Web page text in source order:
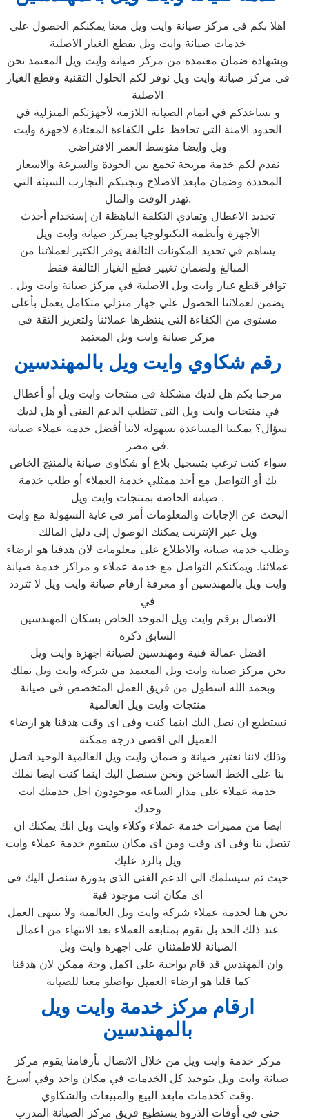
اهلا بكم في مركز صيانة وايت ويل معنا يمكنكم الحصول علي
خدمات صيانة وايت ويل بقطع الغيار الاصلية
وبشهادة ضمان معتمدة من مركز صيانة وايت ويل المعتمد نحن
في مركز صيانة وايت ويل نوفر لكم الحلول التقنية وقطع الغيار
الاصلية
و نساعدكم في اتمام الصيانة اللازمة لأجهزتكم المنزلية في
الحدود الامنة التي تحافظ علي الكفاءة المعتادة لاجهزة وايت
ويل وايضا متوسط العمر الافتراضي
نقدم لكم خدمة مريحة تجمع بين الجودة والسرعة والاسعار
المحددة وضمان مابعد الاصلاح ونجنبكم التجارب السيئة التي
تهدر الوقت والمال.
تحديد الاعطال وتفادي التكلفة الباهظة ان إستخدام أحدث
الأجهزة وأنظمة التكنولوجيا بمركز صيانة وايت ويل
يساهم في تحديد المكونات التالفة يوفر الكثير لعملائنا من
المبالغ ولضمان تغيير قطع الغيار التالفة فقط
توافر قطع غيار وايت ويل الاصلية في مركز صيانة وايت ويل .
يضمن لعملائنا الحصول علي جهاز منزلي متكامل يعمل بأعلى
مستوى من الكفاءة التي ينتظرها عملائنا ولتعزيز الثقة في
مركز صيانة وايت ويل المعتمد
رقم شكاوي وايت ويل بالمهندسين
مرحبا بكم هل لديك مشكلة فى منتجات وايت ويل أو أعطال
في منتجات وايت ويل التى تتطلب الدعم الفنى أو هل لديك
سؤال؟ يمكننا المساعدة بسهولة لاننا أفضل خدمة عملاء صيانة
فى مصر.
سواء كنت ترغب بتسجيل بلاغ أو شكاوى صيانة بالمنتج الخاص
بك أو التواصل مع أحد ممثلي خدمة العملاء أو طلب خدمة
صيانة الخاصة بمنتجات وايت ويل .
البحث عن الإجابات والمعلومات أمر في غاية السهولة مع وايت
ويل عبر الإنترنت يمكنك الوصول إلى دليل المالك
وطلب خدمة صيانة والاطلاع على معلومات لان هدفنا هو ارضاء
عملائنا. ويمكنكم التواصل مع خدمة عملاء و مراكز خدمة صيانة
وايت ويل بالمهندسين أو معرفة أرقام صيانة وايت ويل لا تتردد
في
الاتصال برقم وايت ويل الموحد الخاص بسكان المهندسين
السابق ذكره
افضل عمالة فنية ومهندسين لصيانة اجهزة وايت ويل
نحن مركز صيانة وايت ويل المعتمد من شركة وايت ويل نملك
وبحمد الله اسطول من فريق العمل المتخصص فى صيانة
منتجات وايت ويل العالمية
نستطيع ان نصل اليك اينما كنت وفى اى وقت هدفنا هو ارضاء
العميل الى اقصى درجة ممكنة
وذلك لاننا نعتبر صيانة و ضمان وايت ويل العالمية الوحيد اتصل
بنا على الخط الساخن ونحن سنصل اليك اينما كنت ايضا نملك
خدمة عملاء على مدار الساعه موجودون اجل خدمتك انت
وحدك
ايضا من مميزات خدمة عملاء وكلاء وايت ويل انك يمكنك ان
تتصل بنا وفى اى وقت ومن اى مكان ستقوم خدمة عملاء وايت
ويل بالرد عليك
حيث ثم سيسلمك الى الدعم الفنى الذى بدورة سنصل اليك فى
اى مكان انت موجود فية
نحن هنا لخدمة عملاء شركة وايت ويل العالمية ولا ينتهى العمل
عند ذلك الحد بل نقوم بمتابعه العملاء بعد الانتهاء من اعمال
الصيانة للاطمئنان على اجهزة وايت ويل
وان المهندس قد قام بواجبة على اكمل وجة ممكن لان هدفنا
كما قلنا هو ارضاء العميل تواصلو معنا للصيانة
ارقام مركز خدمة وايت ويل
بالمهندسين
مركز خدمة وايت ويل من خلال الاتصال بأرقامنا يقوم مركز
صيانة وايت ويل بتوحيد كل الخدمات في مكان واحد وفي أسرع
وقت كخدمات مابعد البيع والمبيعات والشكاوي.
حتى في أوقات الذروة يستطيع فريق مركز الصيانة المدرب